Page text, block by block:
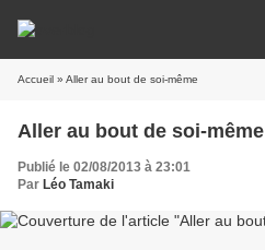
Accueil » Aller au bout de soi-même
Aller au bout de soi-même
Publié le 02/08/2013 à 23:01
Par Léo Tamaki